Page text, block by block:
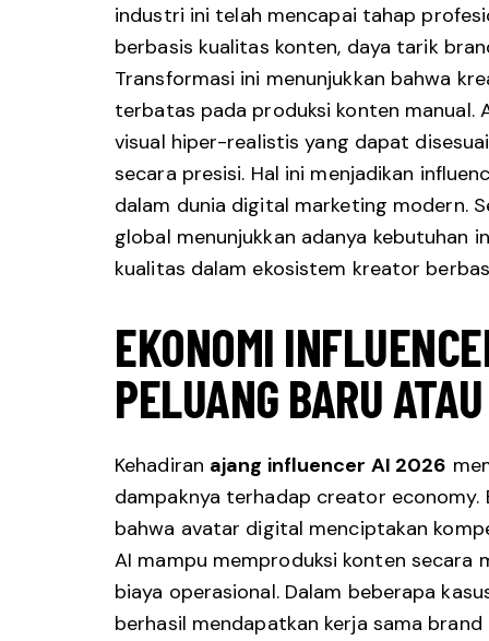
industri ini telah mencapai tahap
berbasis kualitas konten, daya tarik
Transformasi ini menunjukkan bahwa
terbatas pada produksi konten manual.
visual hiper-realistis yang dapat
secara presisi. Hal ini menjadikan
dalam dunia digital marketing modern.
global menunjukkan adanya kebutuhan
kualitas dalam ekosistem kreator
EKONOMI
PELUANG BARU
Kehadiran ajang influencer AI 2026
dampaknya terhadap creator economy.
bahwa avatar digital menciptakan
AI mampu memproduksi konten secara
biaya operasional. Dalam beberapa
berhasil mendapatkan kerja sama